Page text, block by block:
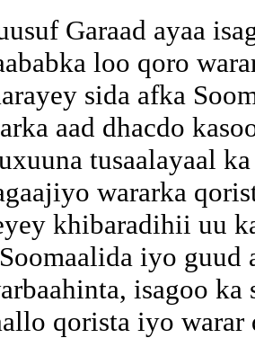
Garaad ayaa
loo qoro
sida afka
aad dhacdo
tusaalayaal
wararka
khibaradihii uu
iyo
isagoo ka
qorista iyo warar